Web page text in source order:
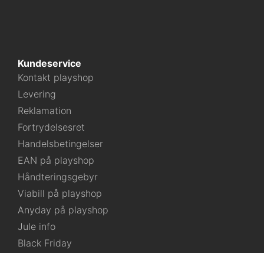
Kundeservice
Kontakt playshop
Levering
Reklamation
Fortrydelsesret
Handelsbetingelser
EAN på playshop
Håndteringsgebyr
Viabill på playshop
Anyday på playshop
Jule info
Black Friday